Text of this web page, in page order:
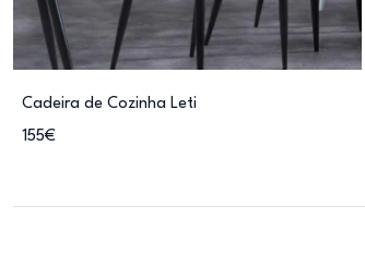
Cadeira de Cozinha Leti
155€